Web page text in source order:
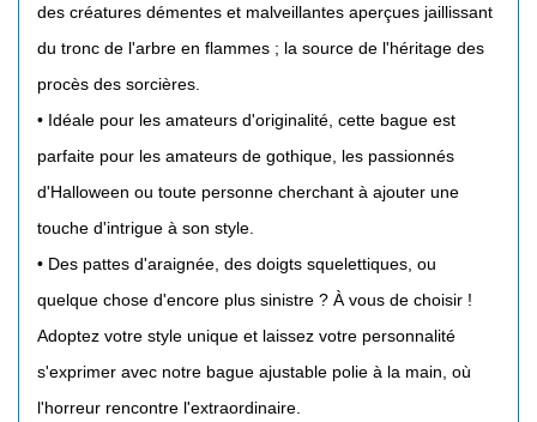
des créatures démentes et malveillantes aperçues jaillissant
du tronc de l'arbre en flammes ; la source de l'héritage des
procès des sorcières.
• Idéale pour les amateurs d'originalité, cette bague est
parfaite pour les amateurs de gothique, les passionnés
d'Halloween ou toute personne cherchant à ajouter une
touche d'intrigue à son style.
• Des pattes d'araignée, des doigts squelettiques, ou
quelque chose d'encore plus sinistre ? À vous de choisir !
Adoptez votre style unique et laissez votre personnalité
s'exprimer avec notre bague ajustable polie à la main, où
l'horreur rencontre l'extraordinaire.